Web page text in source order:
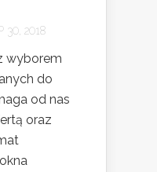
30, 2018
wyborem
do
od nas
oraz